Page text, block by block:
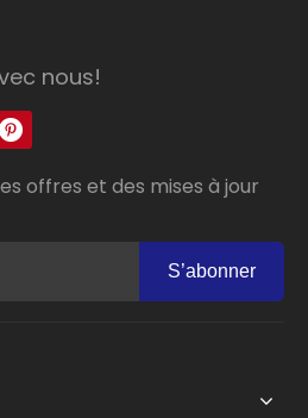
nous!
offres et des mises à jour
S’abonner